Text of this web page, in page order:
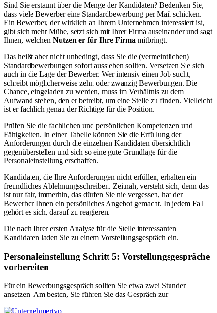
Sind Sie erstaunt über die Menge der Kandidaten? Bedenken Sie,
dass viele Bewerber eine Standardbewerbung per Mail schicken.
Ein Bewerber, der wirklich an Ihrem Unternehmen interessiert ist,
gibt sich mehr Mühe, setzt sich mit Ihrer Firma auseinander und sagt
Ihnen, welchen Nutzen er für Ihre Firma mitbringt.
Das heißt aber nicht unbedingt, dass Sie die (vermeintlichen)
Standardbewerbungen sofort aussieben sollten. Versetzen Sie sich
auch in die Lage der Bewerber. Wer intensiv einen Job sucht,
schreibt möglicherweise zehn oder zwanzig Bewerbungen. Die
Chance, eingeladen zu werden, muss im Verhältnis zu dem
Aufwand stehen, den er betreibt, um eine Stelle zu finden. Vielleicht
ist er fachlich genau der Richtige für die Position.
Prüfen Sie die fachlichen und persönlichen Kompetenzen und
Fähigkeiten. In einer Tabelle können Sie die Erfüllung der
Anforderungen durch die einzelnen Kandidaten übersichtlich
gegenüberstellen und sich so eine gute Grundlage für die
Personaleinstellung erschaffen.
Kandidaten, die Ihre Anforderungen nicht erfüllen, erhalten ein
freundliches Ablehnungsschreiben. Zeitnah, versteht sich, denn das
ist nur fair, immerhin, das dürfen Sie nie vergessen, hat der
Bewerber Ihnen ein persönliches Angebot gemacht. In jedem Fall
gehört es sich, darauf zu reagieren.
Die nach Ihrer ersten Analyse für die Stelle interessanten
Kandidaten laden Sie zu einem Vorstellungsgespräch ein.
Personaleinstellung Schritt 5: Vorstellungsgespräche
vorbereiten
Für ein Bewerbungsgespräch sollten Sie etwa zwei Stunden
ansetzen. Am besten, Sie führen Sie das Gespräch zur